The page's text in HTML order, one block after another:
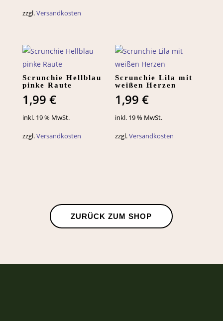
zzgl.Versandkosten
Scrunchie Hellblau
pinke Raute
1,99 €
inkl. 19 % MwSt.
zzgl.Versandkosten
Scrunchie Lila mit
weißen Herzen
1,99€
inkl. 19 % MwSt.
zzgl.Versandkosten
ZURÜCK ZUM SHOP